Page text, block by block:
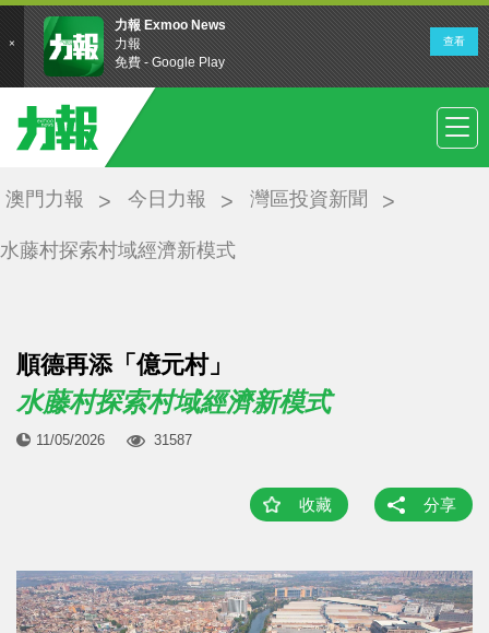
澳門力報 今日力報 灣區投資新聞
水藤村探索村域經濟新模式
順德再添「億元村」
水藤村探索村域經濟新模式
11/05/2026 31587
收藏 分享